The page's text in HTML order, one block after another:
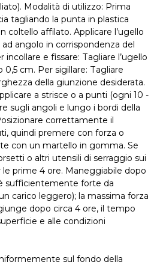
Modalità di utilizzo: Prima
tagliando la punta in plastica
coltello affilato. Applicare l’ugello
angolo in corrispondenza del
e fissare: Tagliare l’ugello
cm. Per sigillare: Tagliare
della giunzione desiderata.
a strisce o a punti (ogni 10 -
sugli angoli e lungo i bordi della
correttamente il
quindi premere con forza o
con un martello in gomma. Se
o altri utensili di serraggio sui
prime 4 ore. Maneggiabile dopo
sufficientemente forte da
carico leggero); la massima forza
dopo circa 4 ore, il tempo
e alle condizioni
sul fondo della